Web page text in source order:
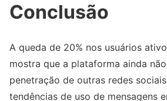
Conclusão
A queda de 20% nos usuários
mostra que a plataforma ainda
penetração de outras redes
tendências de uso de mensagens